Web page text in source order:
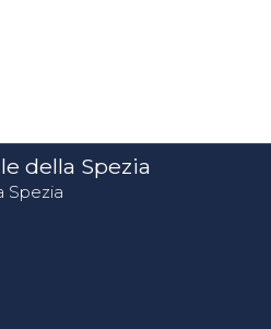
della Spezia
Spezia